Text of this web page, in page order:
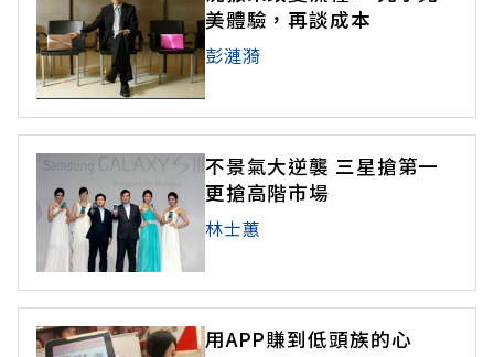
美體驗，再談成本
彭漣漪
不景氣大逆襲 三星搶第一
更搶高階市場
林士蕙
用APP賺到低頭族的心